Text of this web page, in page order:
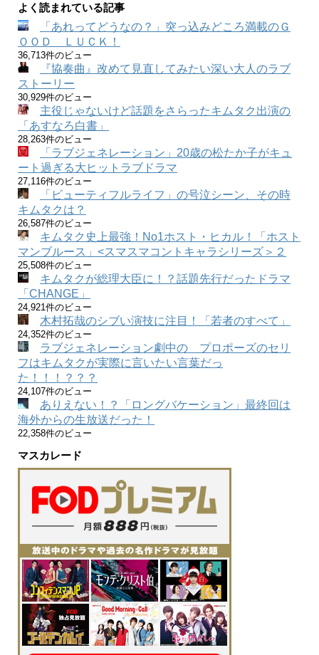
よく読まれている記事
「あれってどうなの？」突っ込みどころ満載のＧ
ＯＯＤ ＬＵＣＫ！
36,713件のビュー
『協奏曲』改めて見直してみたい深い大人のラブ
ストーリー
30,929件のビュー
主役じゃないけど話題をさらったキムタク出演の
「あすなろ白書」
28,263件のビュー
「ラブジェネレーション」20歳の松たか子がキュ
ート過ぎる大ヒットラブドラマ
27,116件のビュー
「ビューティフルライフ」の号泣シーン、その時
キムタクは？
26,587件のビュー
キムタク史上最強！No1ホスト・ヒカル！「ホスト
マンブルース」<スマスマコントキャラシリーズ＞２
25,508件のビュー
キムタクが総理大臣に！？話題先行だったドラマ
「CHANGE」
24,921件のビュー
木村拓哉のシブい演技に注目！「若者のすべて」
24,352件のビュー
ラブジェネレーション劇中の プロポーズのセリ
フはキムタクが実際に言いたい言葉だっ
た！！！？？？
24,107件のビュー
ありえない！？「ロングバケーション」最終回は
海外からの生放送だった！
22,358件のビュー
マスカレード